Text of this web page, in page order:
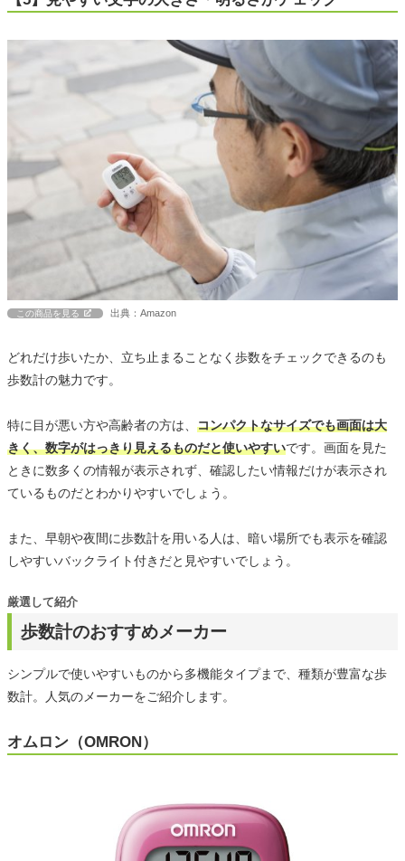
この商品を見る 出典：Amazon
どれだけ歩いたか、立ち止まることなく歩数をチェックできるのも
歩数計の魅力です。
特に目が悪い方や高齢者の方は、 コンパクトなサイズでも画面は大
きく、数字がはっきり見えるものだと使いやすいです。画面を見た
ときに数多くの情報が表示されず、確認したい情報だけが表示され
ているものだとわかりやすいでしょう。
また、早朝や夜間に歩数計を用いる人は、暗い場所でも表示を確認
しやすいバックライト付きだと見やすいでしょう。
歩数計のおすすめメーカー
厳選して紹介
シンプルで使いやすいものから多機能タイプまで、種類が豊富な歩
数計。人気のメーカーをご紹介します。
オムロン（OMRON）